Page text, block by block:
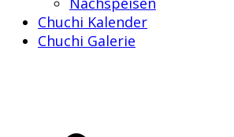
Chuchi Kalender
Chuchi Galerie